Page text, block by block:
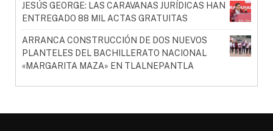
JESÚS GEORGE: LAS CARAVANAS JURÍDICAS HAN
ENTREGADO 88 MIL ACTAS GRATUITAS
ARRANCA CONSTRUCCIÓN DE DOS NUEVOS
PLANTELES DEL BACHILLERATO NACIONAL
«MARGARITA MAZA» EN TLALNEPANTLA